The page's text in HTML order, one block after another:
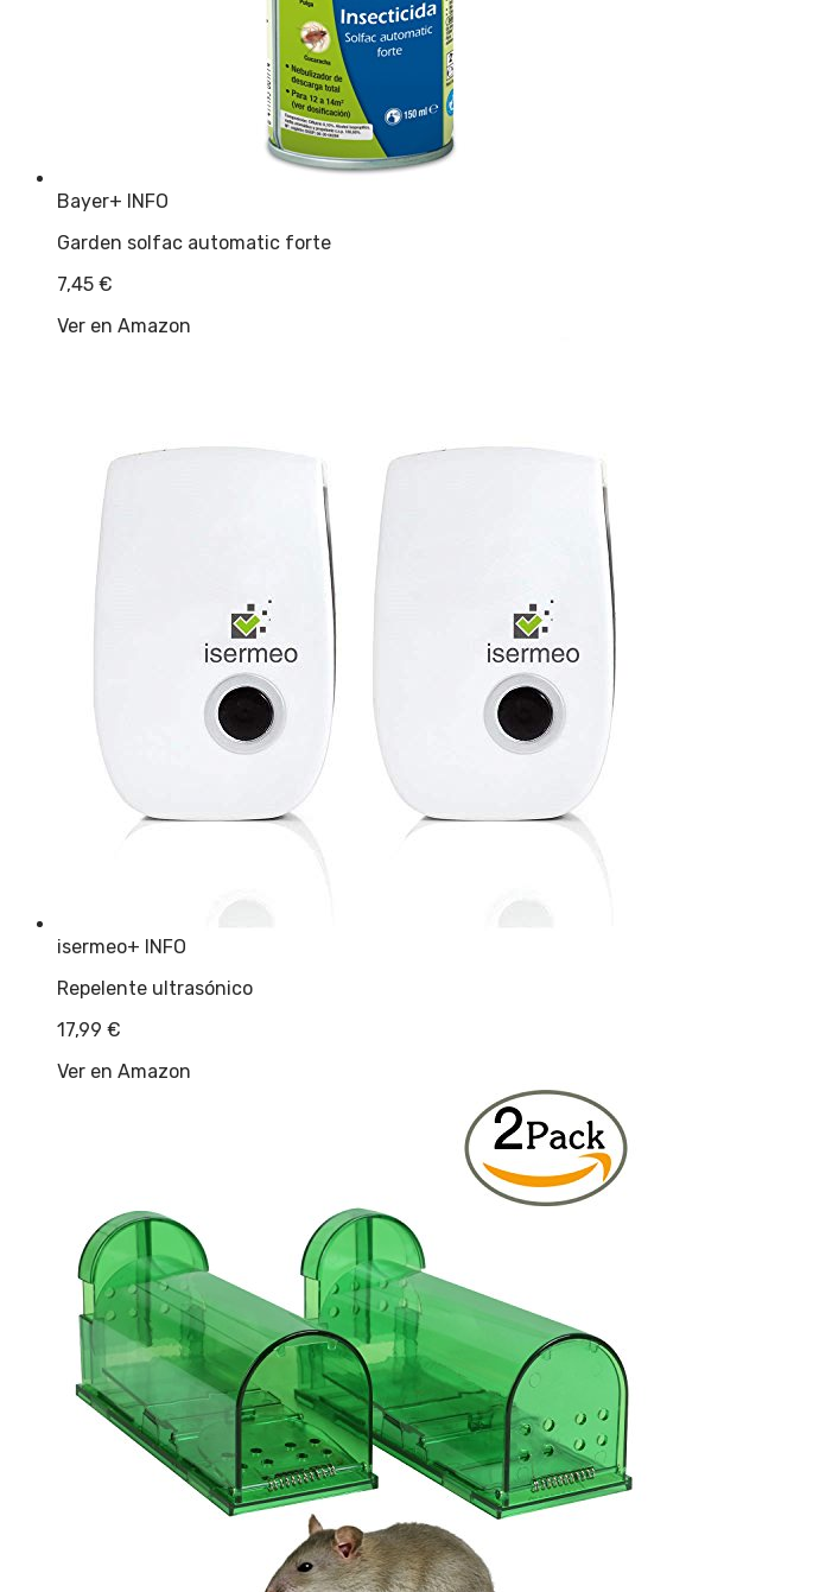
Bayer+ INFO
Garden solfac automatic forte
7,45 €
Ver en Amazon
isermeo+ INFO
Repelente ultrasónico
17,99 €
Ver en Amazon